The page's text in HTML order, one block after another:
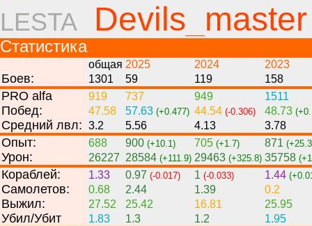
LESTA Devils_master
Статистика
общая 2025 2024 2023
Боев: 1301 59 119 158
PRO alfa 919 737 949 1511
Побед: 47.58 57.63 (+0.477) 44.54 (-0.306) 48.73
Средний лвл: 3.2 5.56 4.13 3.78
Опыт: 688 900 (+10.1) 705 (+1.7) 871
Урон: 26227 28584 (+111.9) 29463 (+325.8) 35758
Кораблей: 1.33 0.97 (-0.017) 1 (-0.033) 1.44
Самолетов: 0.68 2.44 1.39 0.2
Выжил: 27.52 25.42 16.81 25.95
Убил/Убит 1.83 1.3 1.2 1.95